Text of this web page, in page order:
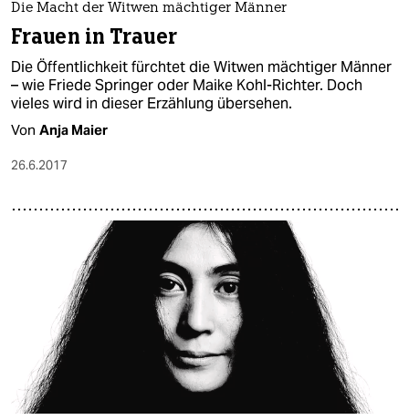
Die Macht der Witwen mächtiger Männer
Frauen in Trauer
Die Öffentlichkeit fürchtet die Witwen mächtiger Männer
– wie Friede Springer oder Maike Kohl-Richter. Doch
vieles wird in dieser Erzählung übersehen.
Von Anja Maier
26.6.2017